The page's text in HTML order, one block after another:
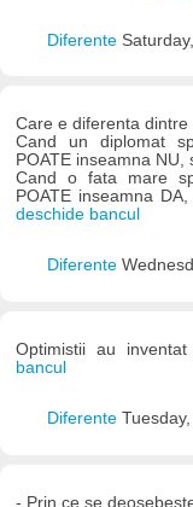
Diferente
Care e diferenta
Cand un diplomat
POATE inseamna
Cand o fata mare
POATE inseamna
deschide bancul
Diferente
Optimistii au
bancul
Diferente
- Prin ce se